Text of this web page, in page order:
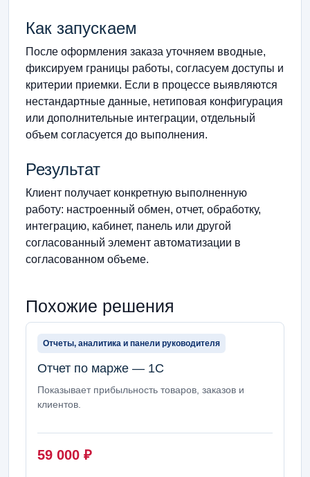
Как запускаем
После оформления заказа уточняем вводные,
фиксируем границы работы, согласуем доступы и
критерии приемки. Если в процессе выявляются
нестандартные данные, нетиповая конфигурация
или дополнительные интеграции, отдельный
объем согласуется до выполнения.
Результат
Клиент получает конкретную выполненную
работу: настроенный обмен, отчет, обработку,
интеграцию, кабинет, панель или другой
согласованный элемент автоматизации в
согласованном объеме.
Похожие решения
Отчеты, аналитика и панели руководителя
Отчет по марже — 1С
Показывает прибыльность товаров, заказов и
клиентов.
59 000 ₽